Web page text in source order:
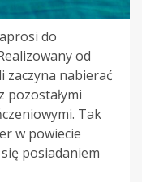
do
od
nabierać
pozostałymi
Tak
w powiecie
posiadaniem